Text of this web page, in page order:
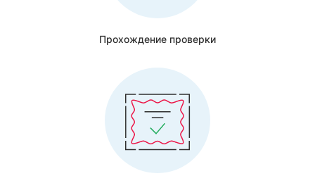
Прохождение проверки